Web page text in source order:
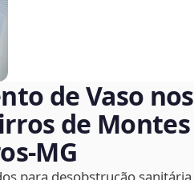
de Vaso nos
de Montes
para desobstrução sanitária